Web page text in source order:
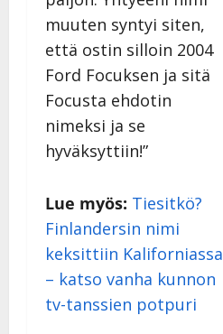
muuten syntyi siten,
että ostin silloin 2004
Ford Focuksen ja sitä
Focusta ehdotin
nimeksi ja se
hyväksyttiin!”
Lue myös: Tiesitkö?
Finlandersin nimi
keksittiin Kaliforniassa
– katso vanha kunnon
tv-tanssien potpuri